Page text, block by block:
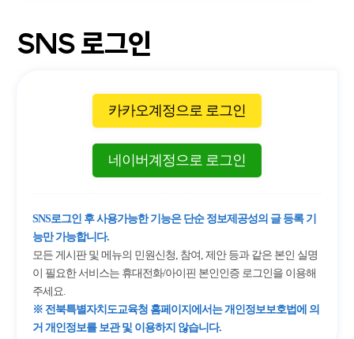
SNS 로그인
카카오계정으로 로그인
네이버계정으로 로그인
SNS로그인 후 사용가능한 기능은 단순 정보제공성의 글 등록 기
능만 가능합니다.
모든 게시판 및 메뉴의 민원신청, 참여, 제안 등과 같은 본인 실명
이 필요한 서비스는 휴대전화/아이핀 본인인증 로그인을 이용해
주세요.
※ 전북특별자치도교육청 홈페이지에서는 개인정보보호법에 의
거 개인정보를 보관 및 이용하지 않습니다.